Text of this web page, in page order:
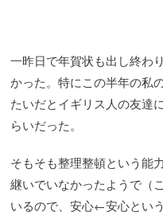
一昨日で年賀状も出し終わ
かった。特にこの半年の私
たいだとイギリス人の友達
らいだった。
そもそも整理整頓という能
継いでいなかったようで（
いるので、安心←安心とい